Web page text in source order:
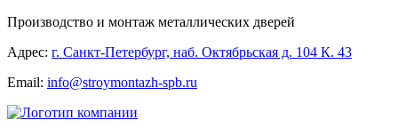
Производство и монтаж металлических дверей
Адрес: г. Санкт-Петербург, наб. Октябрьская д. 104 К. 43
Email: info@stroymontazh-spb.ru